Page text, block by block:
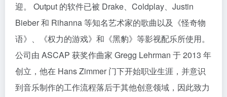
迎。 Output 的软件已被 Drake、Coldplay、Justin
Bieber 和 Rihanna 等知名艺术家的歌曲以及《怪奇物
语》、《权力的游戏》和《黑豹》等影视配乐所使用。
公司由 ASCAP 获奖作曲家 Gregg Lehrman 于 2013 年
创立，他在 Hans Zimmer 门下开始职业生涯，并意识
到音乐制作的工作流程落后于其他创意领域，因此致力